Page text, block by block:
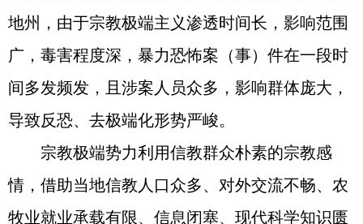
地州，由于宗教极端主义渗透时间长，影响范围
广，毒害程度深，暴力恐怖案（事）件在一段时
间多发频发，且涉案人员众多，影响群体庞大，
导致反恐、去极端化形势严峻。
宗教极端势力利用信教群众朴素的宗教感
情，借助当地信教人口众多、对外交流不畅、农
牧业就业承载有限、信息闭塞、现代科学知识匮